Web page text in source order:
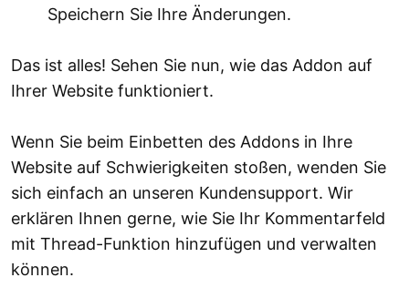
Speichern Sie Ihre Änderungen.
Das ist alles! Sehen Sie nun, wie das Addon auf
Ihrer Website funktioniert.
Wenn Sie beim Einbetten des Addons in Ihre
Website auf Schwierigkeiten stoßen, wenden Sie
sich einfach an unseren Kundensupport. Wir
erklären Ihnen gerne, wie Sie Ihr Kommentarfeld
mit Thread-Funktion hinzufügen und verwalten
können.